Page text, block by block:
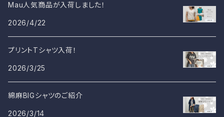
Mau人気商品が入荷しました！
2026/4/22
プリントTシャツ入荷！
2026/3/25
綿麻BIGシャツのご紹介
2026/3/14